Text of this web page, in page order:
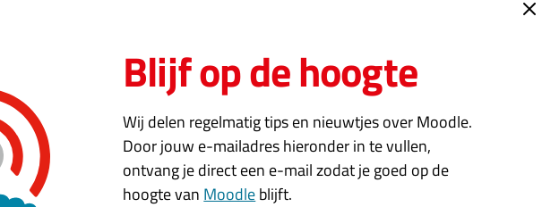
dat LTI niet altijd volledig wordt geïmplementeerd door andere
of uitgeverijen van leercontent. En dan heb je veel gedoe tussen de aanbieder
van het leermanagementsysteem en de klant. Gelukkig is
dat zouden meer partijen moeten doen. Ik zie voor deze standaard dan ook een
Blijf op de hoogte
Wij delen regelmatig tips en nieuwtjes over Moodle.
Door jouw e-mailadres hieronder in te vullen,
ontvang je direct een e-mail zodat je goed op de
hoogte van Moodleblijft.